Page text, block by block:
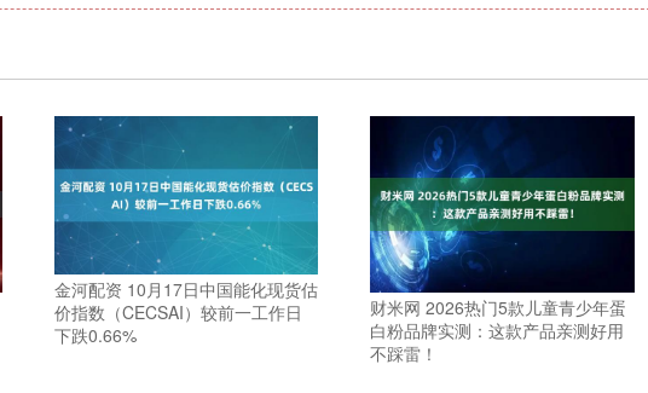
金河配资 10月17日中国能化现货估
价指数（CECSAI）较前一工作日
下跌0.66%
财米网 2026热门5款儿童青少年蛋
白粉品牌实测：这款产品亲测好用
不踩雷！